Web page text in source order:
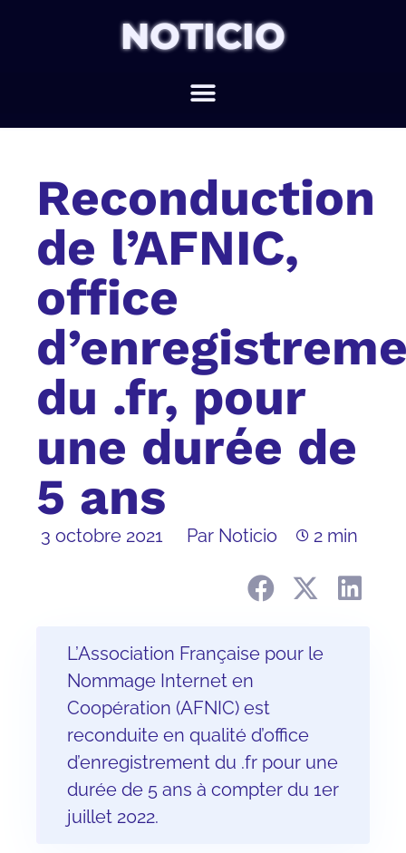
NOTICIO
Reconduction
de l’AFNIC,
office
du .fr, pour
une durée de
5 ans
3 octobre 2021 Par Noticio 2 min
L’Association Française pour le
Nommage Internet en
Coopération (AFNIC) est
reconduite en qualité d’office
d’enregistrement du .fr pour une
durée de 5 ans à compter du 1er
juillet 2022.